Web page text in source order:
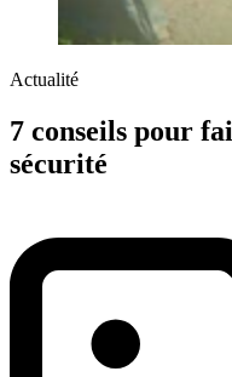
Actualité
7 conseils pour
sécurité